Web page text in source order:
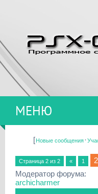
МЕНЮ
[Новые сообщения·
Страница 2 из 2 « 1
2
Модератор форума:
archicharmer